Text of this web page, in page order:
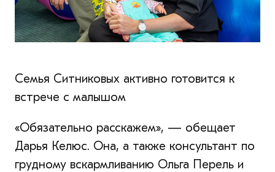
Семья Ситниковых активно готовится к
встрече с малышом
«Обязательно расскажем», — обещает
Дарья Келюс. Она, а также консультант по
грудному вскармливанию Ольга Перель и